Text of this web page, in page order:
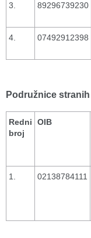
3. 89296739230
4. 07492912398
Podružnice
Redni
broj
OIB
1. 02138784111